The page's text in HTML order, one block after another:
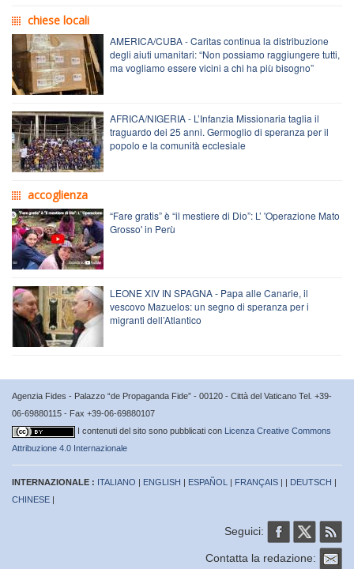
chiese locali
AMERICA/CUBA - Caritas continua la distribuzione
degli aiuti umanitari: “Non possiamo raggiungere tutti,
ma vogliamo essere vicini a chi ha più bisogno”
AFRICA/NIGERIA - L’Infanzia Missionaria taglia il
traguardo dei 25 anni. Germoglio di speranza per il
popolo e la comunità ecclesiale
accoglienza
“Fare gratis” è “il mestiere di Dio”: L’ 'Operazione Mato
Grosso' in Perù
LEONE XIV IN SPAGNA - Papa alle Canarie, il
vescovo Mazuelos: un segno di speranza per i
migranti dell’Atlantico
Agenzia Fides - Palazzo “de Propaganda Fide” - 00120 - Città del Vaticano Tel. +39-
06-69880115 - Fax +39-06-69880107
I contenuti del sito sono pubblicati con Licenza Creative Commons
Attribuzione 4.0 Internazionale
INTERNAZIONALE : ITALIANO | ENGLISH | ESPAÑOL | FRANÇAIS | | DEUTSCH |
CHINESE |
Seguici:
Contatta la redazione: